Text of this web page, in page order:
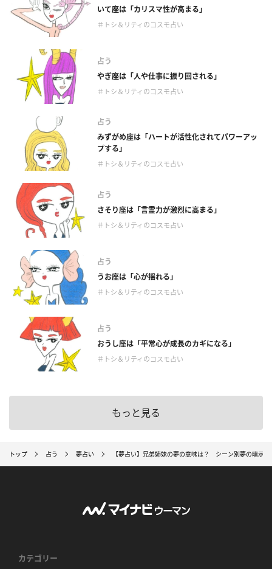
いて座は「カリスマ性が高まる」
＃トシ＆リティのコスモ占い
占う
やぎ座は「人や仕事に振り回される」
＃トシ＆リティのコスモ占い
占う
みずがめ座は「ハートが活性化されてパワーアッ
プする」
＃トシ＆リティのコスモ占い
占う
さそり座は「言霊力が激烈に高まる」
＃トシ＆リティのコスモ占い
占う
うお座は「心が揺れる」
＃トシ＆リティのコスモ占い
占う
おうし座は「平常心が成長のカギになる」
＃トシ＆リティのコスモ占い
もっと見る
トップ 占う 夢占い 【夢占い】兄弟姉妹の夢の意味は？ シーン別夢の暗示
カテゴリー